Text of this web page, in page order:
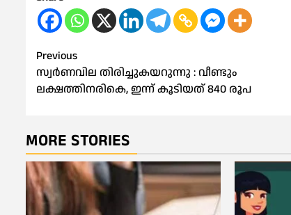
Post
navigation
Previous
സ്വര്‍ണവില തിരിച്ചുകയറുന്നു : വീണ്ടും
ലക്ഷത്തിനരികെ, ഇന്ന് കൂടിയത് 840 രൂപ
MORE STORIES